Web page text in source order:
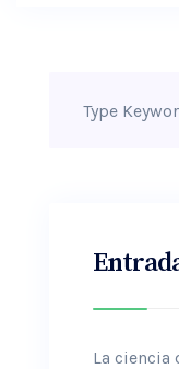
La ciencia